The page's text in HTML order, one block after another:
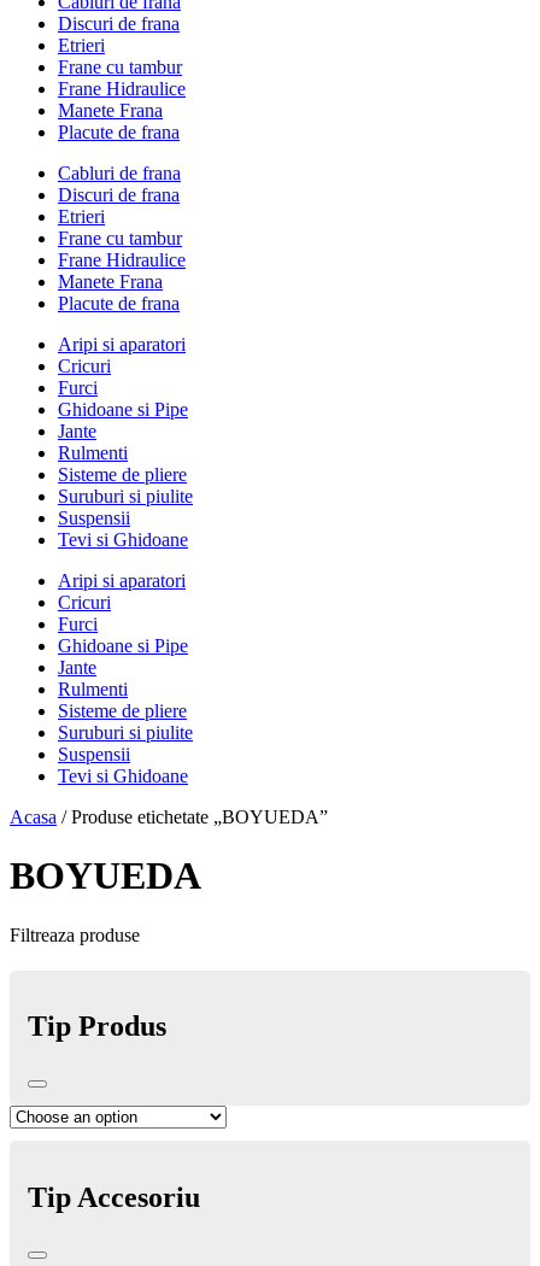
Discuri de frana
Etrieri
Frane cu tambur
Frane Hidraulice
Manete Frana
Placute de frana
Cabluri de frana
Discuri de frana
Etrieri
Frane cu tambur
Frane Hidraulice
Manete Frana
Placute de frana
Aripi si aparatori
Cricuri
Furci
Ghidoane si Pipe
Jante
Rulmenti
Sisteme de pliere
Suruburi si piulite
Suspensii
Tevi si Ghidoane
Aripi si aparatori
Cricuri
Furci
Ghidoane si Pipe
Jante
Rulmenti
Sisteme de pliere
Suruburi si piulite
Suspensii
Tevi si Ghidoane
Acasa / Produse etichetate „BOYUEDA”
BOYUEDA
Filtreaza produse
Tip Produs
Tip Accesoriu